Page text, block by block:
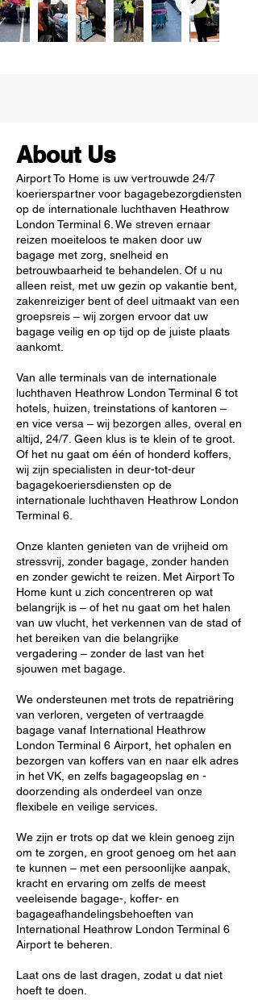
About Us
Airport To Home is uw vertrouwde 24/7
koerierspartner voor bagagebezorgdiensten
op de internationale luchthaven Heathrow
London Terminal 6. We streven ernaar
reizen moeiteloos te maken door uw
bagage met zorg, snelheid en
betrouwbaarheid te behandelen. Of u nu
alleen reist, met uw gezin op vakantie bent,
zakenreiziger bent of deel uitmaakt van een
groepsreis – wij zorgen ervoor dat uw
bagage veilig en op tijd op de juiste plaats
aankomt.
Van alle terminals van de internationale
luchthaven Heathrow London Terminal 6 tot
hotels, huizen, treinstations of kantoren –
en vice versa – wij bezorgen alles, overal en
altijd, 24/7. Geen klus is te klein of te groot.
Of het nu gaat om één of honderd koffers,
wij zijn specialisten in deur-tot-deur
bagagekoeriersdiensten op de
internationale luchthaven Heathrow London
Terminal 6.
Onze klanten genieten van de vrijheid om
stressvrij, zonder bagage, zonder handen
en zonder gewicht te reizen. Met Airport To
Home kunt u zich concentreren op wat
belangrijk is – of het nu gaat om het halen
van uw vlucht, het verkennen van de stad of
het bereiken van die belangrijke
vergadering – zonder de last van het
sjouwen met bagage.
We ondersteunen met trots de repatriëring
van verloren, vergeten of vertraagde
bagage vanaf International Heathrow
London Terminal 6 Airport, het ophalen en
bezorgen van koffers van en naar elk adres
in het VK, en zelfs bagageopslag en -
doorzending als onderdeel van onze
flexibele en veilige services.
We zijn er trots op dat we klein genoeg zijn
om te zorgen, en groot genoeg om het aan
te kunnen – met een persoonlijke aanpak,
kracht en ervaring om zelfs de meest
veeleisende bagage-, koffer- en
bagageafhandelingsbehoeften van
International Heathrow London Terminal 6
Airport te beheren.
Laat ons de last dragen, zodat u dat niet
hoeft te doen.